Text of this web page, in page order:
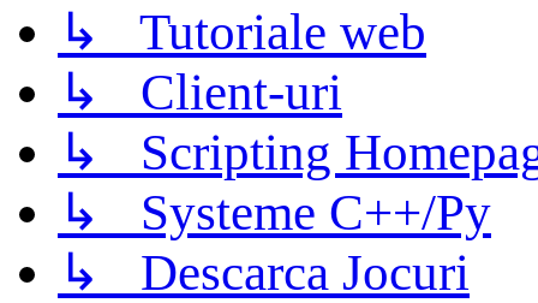
↳ Tutoriale web
↳ Client-uri
↳ Scripting
↳ Systeme C++/Py
↳ Descarca Jocuri